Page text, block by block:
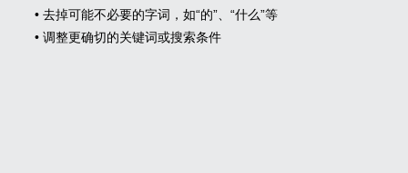
• 去掉可能不必要的字词，如“的”、“什么”等
• 调整更确切的关键词或搜索条件